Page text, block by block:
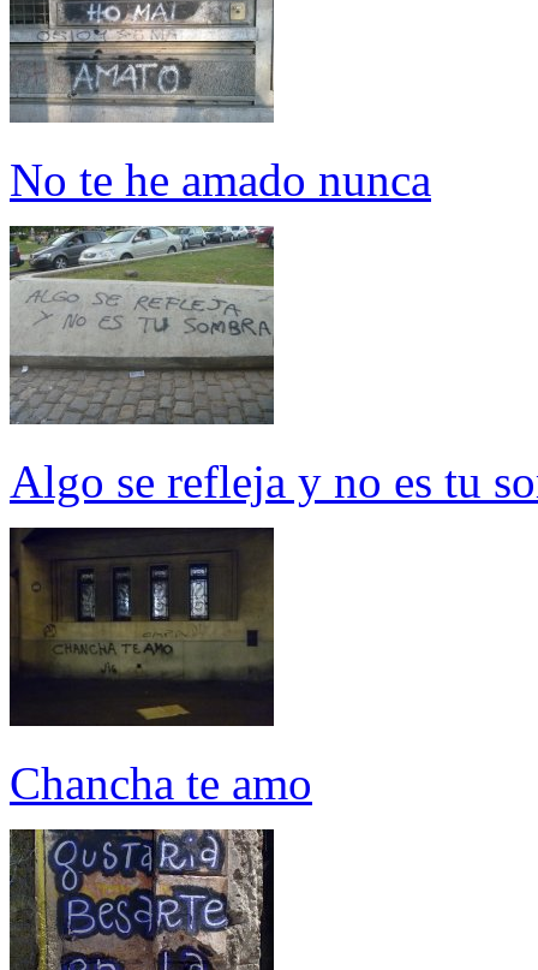
No te he amado nunca
Algo se refleja y no es tu
Chancha te amo